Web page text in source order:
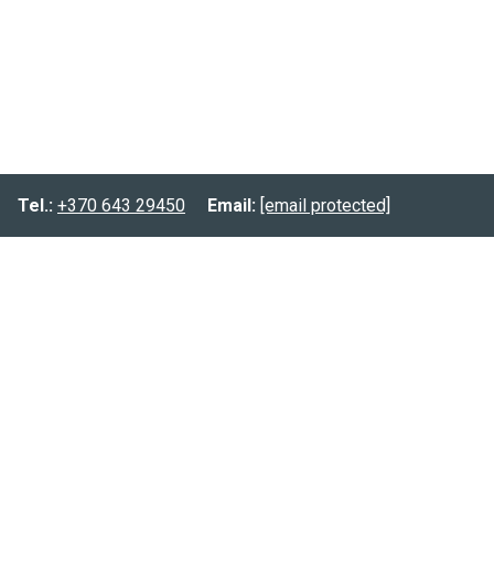
Informacija
Tel.: +370 643 29450 Email: [email protected]